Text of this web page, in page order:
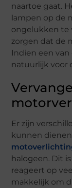
naartoe gaat.
lampen op de
ongelukken te
zorgen dat de
Indien een
natuurlijk voor
Er zijn
kunnen
halogeen. Dit
reageert op
makkelijk om